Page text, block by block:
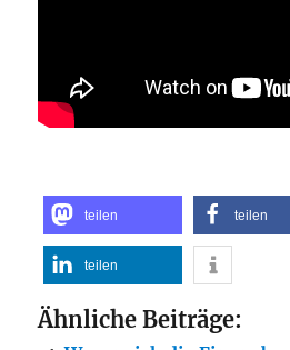
teilen teilen
teilen
Ähnliche Beiträge: